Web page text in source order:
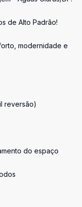
de Alto Padrão!
modernidade e
reversão)
do espaço